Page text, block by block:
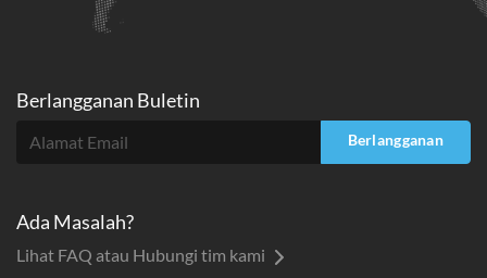
Berlangganan Buletin
Berlangganan
Ada Masalah?
Lihat FAQ atau Hubungi tim kami